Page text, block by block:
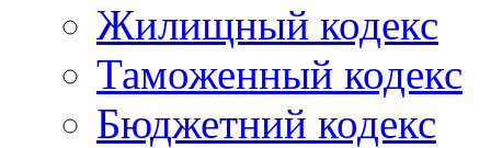
Жилищный кодекс
Таможенный кодекс
Бюджетний кодекс